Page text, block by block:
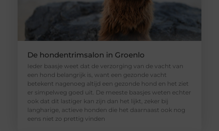
De hondentrimsalon in Groenlo
Ieder baasje weet dat de verzorging van de vacht van
een hond belangrijk is, want een gezonde vacht
betekent nagenoeg altijd een gezonde hond en het ziet
er simpelweg goed uit. De meeste baasjes weten echter
ook dat dit lastiger kan zijn dan het lijkt, zeker bij
langharige, actieve honden die het daarnaast ook nog
eens niet zo prettig vinden